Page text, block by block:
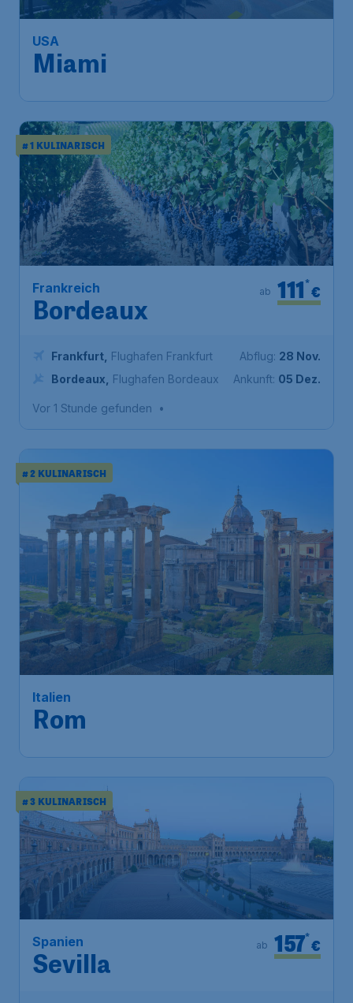
Miami
Internationaler Flughafen
Miami
# 1 KULINARISCH
Frankreich
Bordeaux
€
111*
ab
Frankfurt Flughafen Frankfurt
Bordeaux
Flughafen Bordeaux
Abflug: 28 Nov.
Ankunft: 05 Dez.
Vor 1 Stunde gefunden •
# 2 KULINARISCH
Italien
Rom
# 3 KULINARISCH
Spanien
Sevilla
€
157*
ab